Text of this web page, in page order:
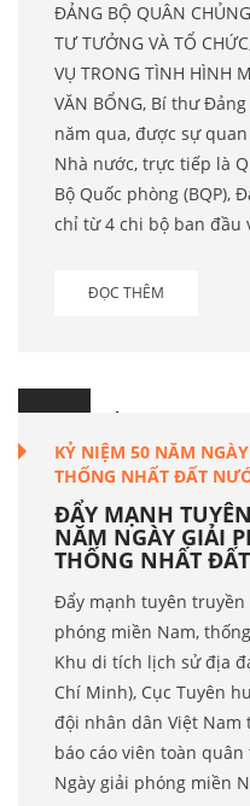
ĐẢNG BỘ QUÂN
TƯ TƯỞNG VÀ TỔ
VỤ TRONG TÌNH HÌNH
VĂN BỔNG, Bí thư
năm qua, được sự
Nhà nước, trực tiếp là
Bộ Quốc phòng (BQP),
chỉ từ 4 chi bộ ban đầu
ĐỌC THÊM
15 Th.4
KỶ NIỆM 50 NĂM
THỐNG NHẤT ĐẤT
ĐẨY MẠNH
NĂM NGÀY GIẢI
THỐNG NHẤT
Đẩy mạnh tuyên truyền
phóng miền Nam,
Khu di tích lịch sử địa
Chí Minh), Cục Tuyên
đội nhân dân Việt Nam
báo cáo viên toàn
Ngày giải phóng miền